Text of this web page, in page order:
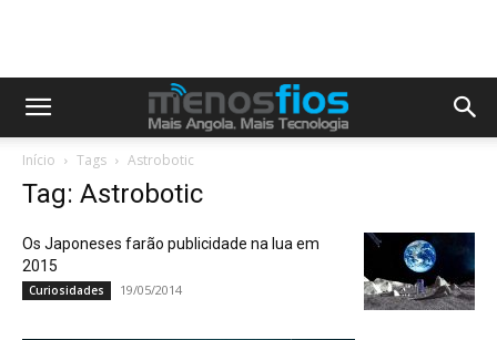
Início Tags Astrobotic
Tag: Astrobotic
Os Japoneses farão publicidade na lua em
2015
Curiosidades 19/05/2014